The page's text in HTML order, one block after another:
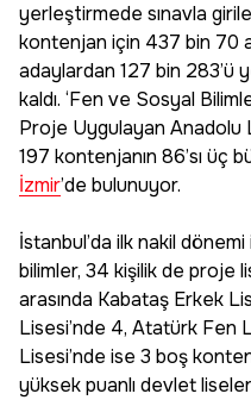
yerleştirmede sınavla
kontenjan için 437 bin 70
adaylardan 127 bin 283’ü
kaldı. ‘Fen ve Sosyal
Proje Uygulayan Anadolu
197 kontenjanın 86’sı üç
İzmir’de bulunuyor.
İstanbul’da ilk nakil
bilimler, 34 kişilik de proje
arasında Kabataş Erkek
Lisesi’nde 4, Atatürk Fen
Lisesi’nde ise 3 boş
yüksek puanlı devlet